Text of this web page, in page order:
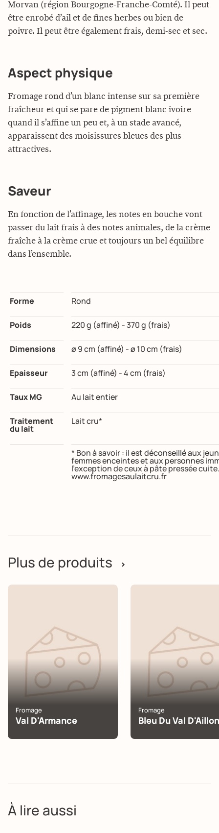
Morvan (région Bourgogne-Franche-Comté). Il peut
être enrobé d’ail et de fines herbes ou bien de
poivre. Il peut être également frais, demi-sec et sec.
Aspect physique
Fromage rond d’un blanc intense sur sa première
fraîcheur et qui se pare de pigment blanc ivoire
quand il s’affine un peu et, à un stade avancé,
apparaissent des moisissures bleues des plus
attractives.
Saveur
En fonction de l’affinage, les notes en bouche vont
passer du lait frais à des notes animales, de la crème
fraîche à la crème crue et toujours un bel équilibre
dans l’ensemble.
Forme Rond
Poids 220 g (affiné) - 370 g (frais)
Dimensions ø 9 cm (affiné) - ø 10 cm (frais)
Epaisseur 3 cm (affiné) - 4 cm (frais)
Taux MG Au lait entier
Traitement
du lait
Lait cru*
* Bon à savoir : il est déconseillé aux
femmes enceintes et aux personnes
l’exception de ceux à pâte pressée
www.fromagesaulaitcru.fr
Plus de produits >
Fromage
Val D'Armance
Fromage
Bleu Du Val D'Aillon
À lire aussi